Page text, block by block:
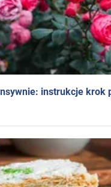
instrukcje krok